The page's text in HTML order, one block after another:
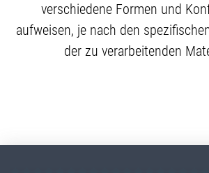
verschiedene Formen und
aufweisen, je nach den
der zu verarbeitenden